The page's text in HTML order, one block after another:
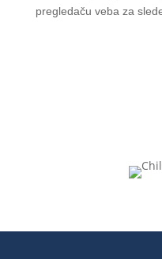
pregledaču veba za